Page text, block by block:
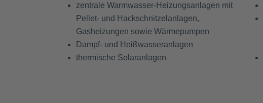
zentrale Warmwasser-Heizungsanlagen mit
Pellet- und Hackschnitzelanlagen,
Gasheizungen sowie Wärmepumpen
Dampf- und Heißwasseranlagen
thermische Solaranlagen